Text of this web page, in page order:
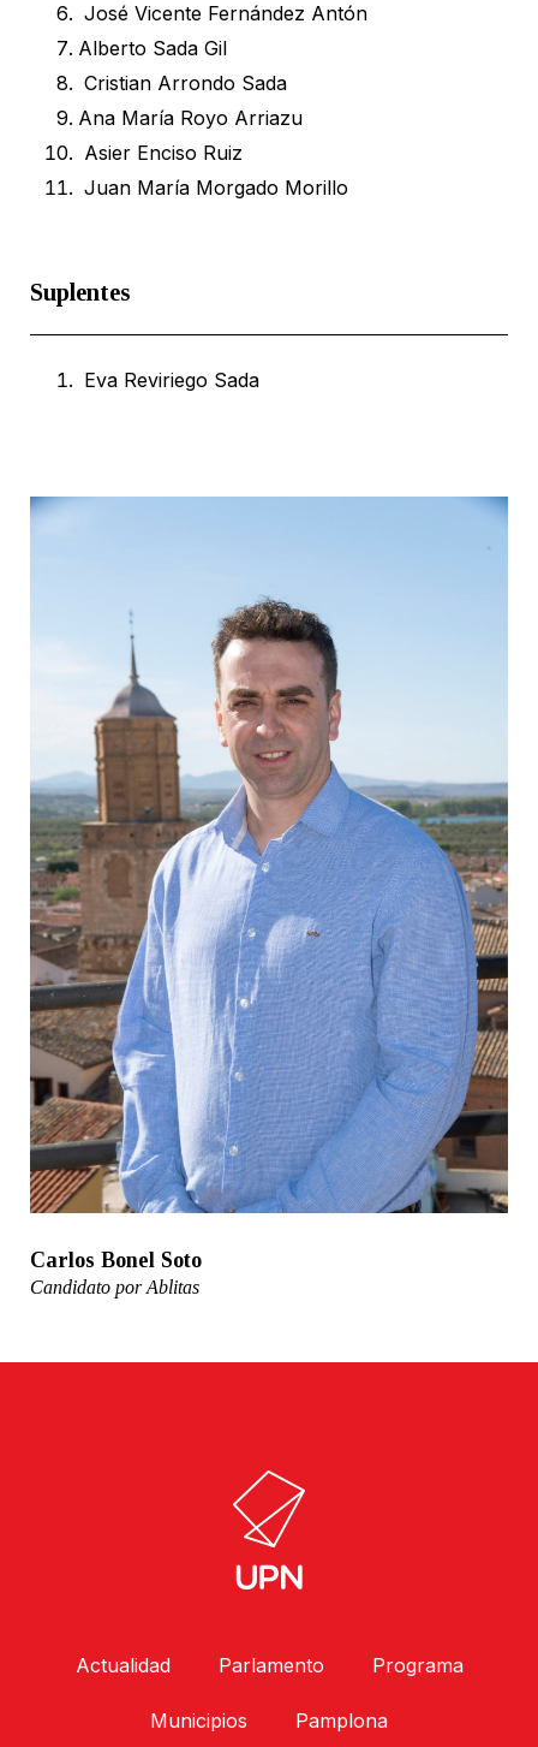
José Vicente Fernández Antón
Alberto Sada Gil
Cristian Arrondo Sada
Ana María Royo Arriazu
Asier Enciso Ruiz
Juan María Morgado Morillo
Suplentes
Eva Reviriego Sada
Carlos Bonel Soto
Candidato por Ablitas
Actualidad Parlamento Programa
Municipios Pamplona